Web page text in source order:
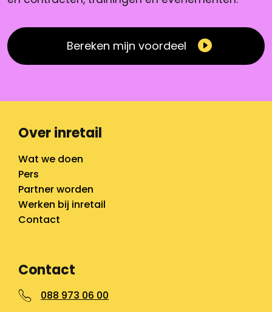
Bereken mijn voordeel
Over inretail
Wat we doen
Pers
Partner worden
Werken bij inretail
Contact
Contact
088 973 06 00